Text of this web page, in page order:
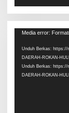
Pemutar
Media error:
Unduh Berkas: https://
DAERAH-ROKAN-
Unduh Berkas: https://
DAERAH-ROKAN-